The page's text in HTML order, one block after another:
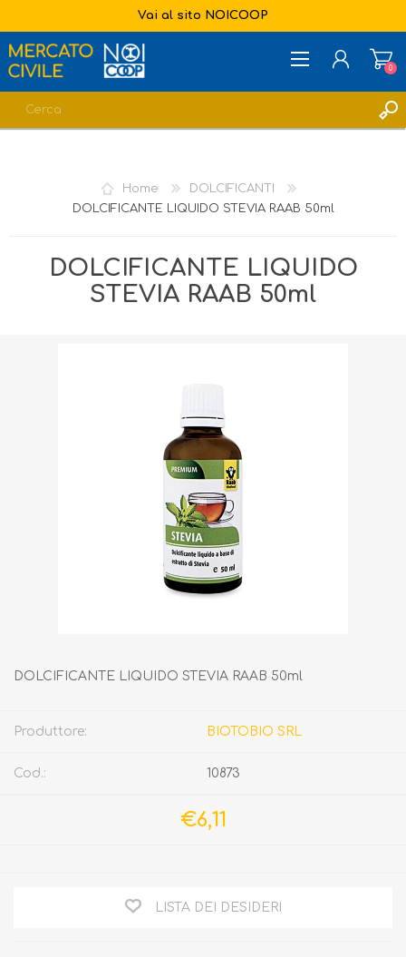
Vai al sito NOICOOP
LISTA DEI DESIDERI
0
Home
DOLCIFICANTI
DOLCIFICANTE LIQUIDO STEVIA RAAB 50ml
DOLCIFICANTE LIQUIDO
STEVIA RAAB 50ml
DOLCIFICANTE LIQUIDO STEVIA RAAB 50ml
Produttore: BIOTOBIO SRL
Cod.: 10873
€6,11
LISTA DEI DESIDERI